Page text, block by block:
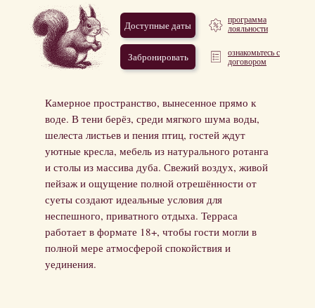
программа
лояльности
ознакомьтесь с
договором
Камерное пространство, вынесенное прямо к
воде. В тени берёз, среди мягкого шума воды,
шелеста листьев и пения птиц, гостей ждут
уютные кресла, мебель из натурального ротанга
и столы из массива дуба. Свежий воздух, живой
пейзаж и ощущение полной отрешённости от
суеты создают идеальные условия для
неспешного, приватного отдыха. Терраса
работает в формате 18+, чтобы гости могли в
полной мере атмосферой спокойствия и
уединения.
Доступные даты
Забронировать